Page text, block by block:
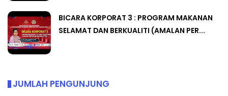
BICARA KORPORAT 3 : PROGRAM MAKANAN
SELAMAT DAN BERKUALITI (AMALAN PER...
JUMLAH PENGUNJUNG